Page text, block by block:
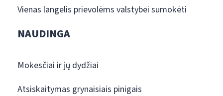
Vienas langelis prievolėms valstybei sumokėti
NAUDINGA
Mokesčiai ir jų dydžiai
Atsiskaitymas grynaisiais pinigais